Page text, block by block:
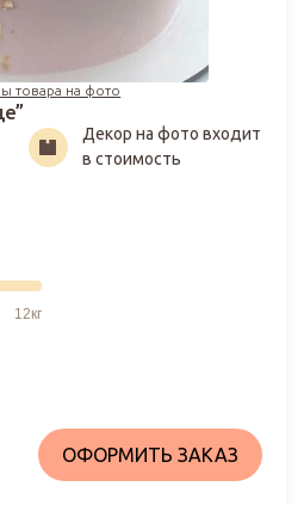
товара на фото
3 416₽
Декор на фото входит
в стоимость
ОФОРМИТЬ ЗАКАЗ